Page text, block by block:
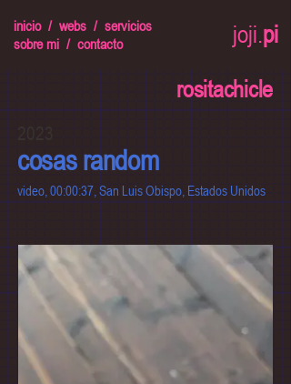
inicio/ webs / servicios
sobre mi / contacto joji.pi
rositachicle
cosas random
video, 00:00:37, San Luis Obispo, Estados Unidos